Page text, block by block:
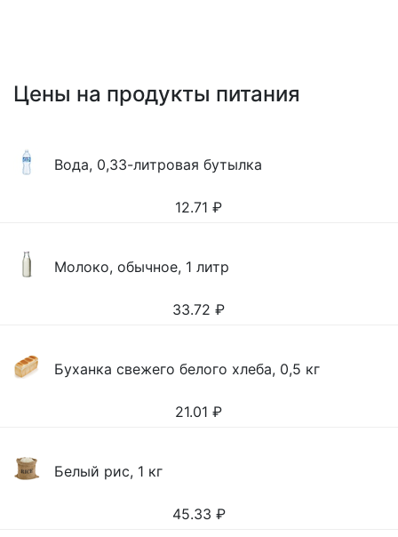
Цены на продукты питания
Вода, 0,33-литровая бутылка
12.71 ₽
Молоко, обычное, 1 литр
33.72 ₽
Буханка свежего белого хлеба, 0,5 кг
21.01 ₽
Белый рис, 1 кг
45.33 ₽